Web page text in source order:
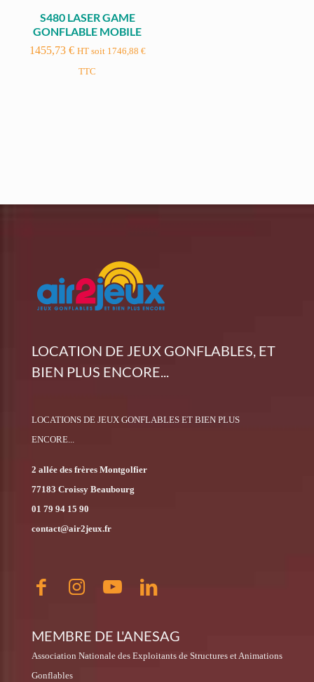
S480 LASER GAME
GONFLABLE MOBILE
1455,73 € HT soit 1746,88 €
TTC
LOCATION DE JEUX GONFLABLES, ET
BIEN PLUS ENCORE...
LOCATIONS DE JEUX GONFLABLES ET BIEN PLUS
ENCORE...
2 allée des frères Montgolfier
77183 Croissy Beaubourg
01 79 94 15 90
contact@air2jeux.fr
MEMBRE DE L'ANESAG
Association Nationale des Exploitants de Structures et Animations
Gonflables